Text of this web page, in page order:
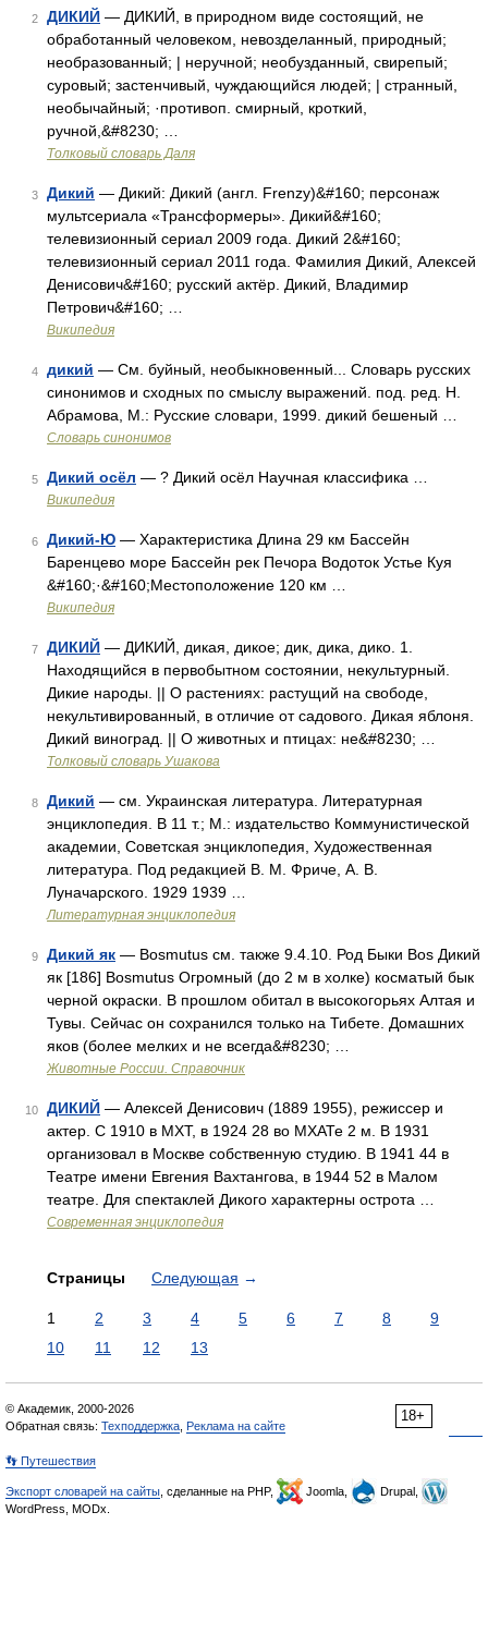
2 ДИКИЙ — ДИКИЙ, в природном виде состоящий, не
обработанный человеком, невозделанный, природный;
необразованный; | неручной; необузданный, свирепый;
суровый; застенчивый, чуждающийся людей; | странный,
необычайный; ·противоп. смирный, кроткий,
ручной,&#8230; …
Толковый словарь Даля
3 Дикий — Дикий: Дикий (англ. Frenzy)&#160; персонаж
мультсериала «Трансформеры». Дикий&#160;
телевизионный сериал 2009 года. Дикий 2&#160;
телевизионный сериал 2011 года. Фамилия Дикий, Алексей
Денисович&#160; русский актёр. Дикий, Владимир
Петрович&#160; …
Википедия
4 дикий — См. буйный, необыкновенный... Словарь русских
синонимов и сходных по смыслу выражений. под. ред. Н.
Абрамова, М.: Русские словари, 1999. дикий бешеный …
Словарь синонимов
5 Дикий осёл — ? Дикий осёл Научная классифика …
Википедия
6 Дикий-Ю — Характеристика Длина 29 км Бассейн
Баренцево море Бассейн рек Печора Водоток Устье Куя
&#160;·&#160;Местоположение 120 км …
Википедия
7 ДИКИЙ — ДИКИЙ, дикая, дикое; дик, дика, дико. 1.
Находящийся в первобытном состоянии, некультурный.
Дикие народы. || О растениях: растущий на свободе,
некультивированный, в отличие от садового. Дикая яблоня.
Дикий виноград. || О животных и птицах: не&#8230; …
Толковый словарь Ушакова
8 Дикий — см. Украинская литература. Литературная
энциклопедия. В 11 т.; М.: издательство Коммунистической
академии, Советская энциклопедия, Художественная
литература. Под редакцией В. М. Фриче, А. В.
Луначарского. 1929 1939 …
Литературная энциклопедия
9 Дикий як — Bosmutus см. также 9.4.10. Род Быки Bos Дикий
як [186] Bosmutus Огромный (до 2 м в холке) косматый бык
черной окраски. В прошлом обитал в высокогорьях Алтая и
Тувы. Сейчас он сохранился только на Тибете. Домашних
яков (более мелких и не всегда&#8230; …
Животные России. Справочник
10 ДИКИЙ — Алексей Денисович (1889 1955), режиссер и
актер. С 1910 в МХТ, в 1924 28 во МХАТе 2 м. В 1931
организовал в Москве собственную студию. В 1941 44 в
Театре имени Евгения Вахтангова, в 1944 52 в Малом
театре. Для спектаклей Дикого характерны острота …
Современная энциклопедия
Страницы Следующая →
1 2 3 4 5 6 7 8
9
10
11 12 13
18+
© Академик, 2000-2026
Обратная связь: Техподдержка Реклама на сайте
👣 Путешествия
Экспорт словарей на сайты , сделанные на PHP, Joomla,
Drupal,
WordPress, MODx.